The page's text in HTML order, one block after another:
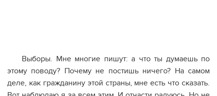
Выборы. Мне многие пишут: а что ты думаешь по
этому поводу? Почему не постишь ничего? На самом
деле, как гражданину этой страны, мне есть что сказать.